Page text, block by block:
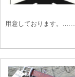
用意しております。……